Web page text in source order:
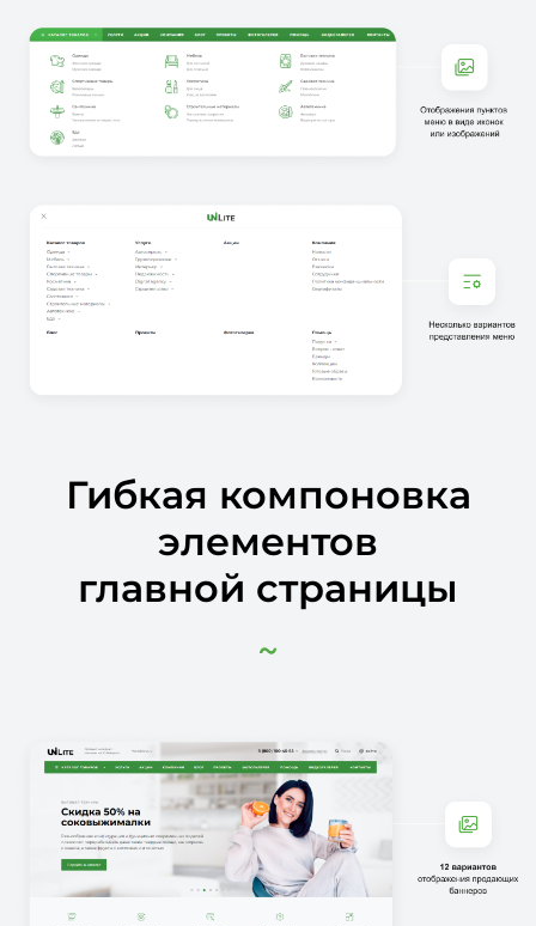
Гибкая компоновка
элементов
главной страницы